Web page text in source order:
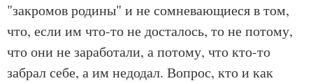
"закромов родины" и не сомневающиеся в том,
что, если им что-то не досталось, то не потому,
что они не заработали, а потому, что кто-то
забрал себе, а им недодал. Вопрос, кто и как